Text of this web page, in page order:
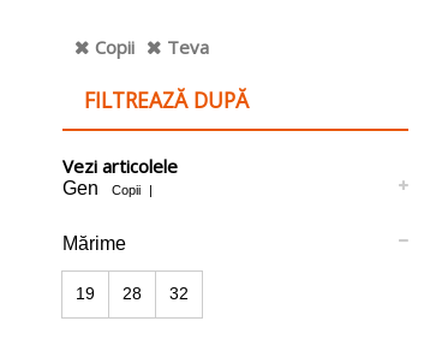
FILTREAZĂ DUPĂ
Copii Teva
Vezi articolele
Gen Copii |
Mărime
19 28 32